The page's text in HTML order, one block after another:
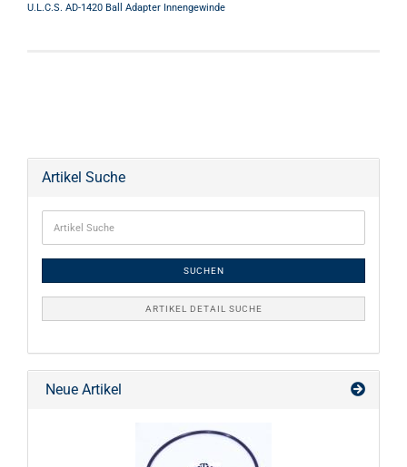
U.L.C.S. AD-1420 Ball Adapter Innengewinde
Artikel Suche
SUCHEN
ARTIKEL DETAIL SUCHE
Neue Artikel